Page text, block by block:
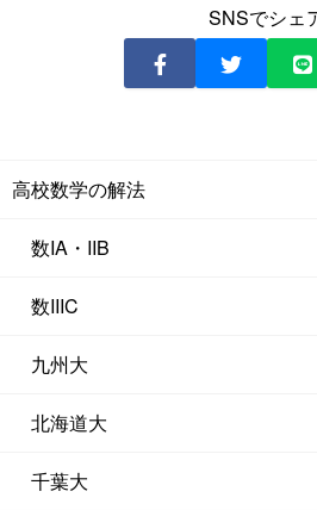
SNSでシェ
高校数学の解法
数IA・IIB
数IIIC
九州大
北海道大
千葉大